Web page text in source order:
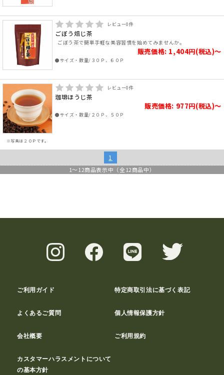
レビュー0件
ごぼう焙じ茶
ごぼう茶で簡単手軽な美容習慣を始めてみませんか。
販売価格: 1,404円(税込)～
●サイズ・数量/３０Ｐ、６０Ｐ
※写真は２０Ｐです。
レビュー0件
珈琲ほうじ茶
販売価格: 977円(税込)～
●サイズ・数量/２０Ｐ、５０Ｐ
1
1～ 12商品表示中（全 12商品中）
ご利用ガイド 特定商取引法に基づく表記
よくあるご質問 個人情報保護方針
会社概要 ご利用規約
カスタマーハラスメントについて
の基本方針